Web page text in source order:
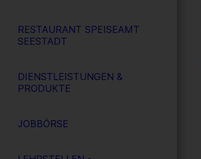
RESTAURANT SPEISEAMT
SEESTADT
DIENSTLEISTUNGEN &
PRODUKTE
JOBBÖRSE